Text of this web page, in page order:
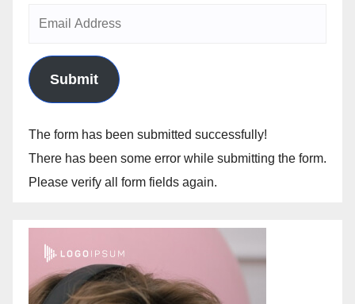
Submit
The form has been submitted successfully!
There has been some error while submitting the form.
Please verify all form fields again.